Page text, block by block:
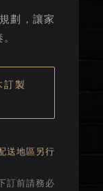
劃，讓家
製
送地區另行
訂前請務必